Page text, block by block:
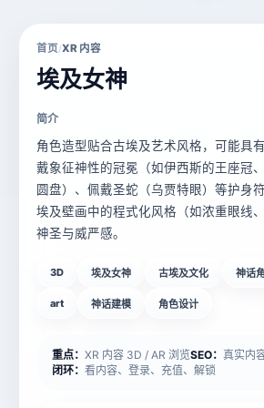
首页/XR 内容
埃及女神
简介
角色造型贴合古埃及艺术风格，可能具
戴象征神性的冠冕（如伊西斯的王座冠
圆盘）、佩戴圣蛇（乌贾特眼）等护身
埃及壁画中的程式化风格（如浓重眼线
神圣与威严感。
3D 埃及女神 古埃及文化 神话
art 神话建模 角色设计
重点： XR 内容 3D / AR 浏览SEO： 真实内
闭环： 看内容、登录、充值、解锁